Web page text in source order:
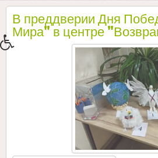
В преддверии Дня
Мира" в центре